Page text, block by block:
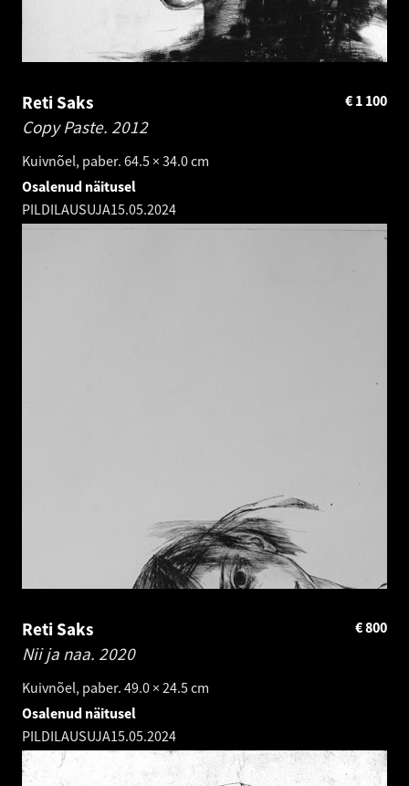
Reti Saks
Copy Paste. 2012
Kuivnõel, paber. 64.5 × 34.0 cm
1 100
€
Osalenud näitusel
PILDILAUSUJA15.05.2024
Reti Saks
Nii ja naa. 2020
Kuivnõel, paber. 49.0 × 24.5 cm
800
€
Osalenud näitusel
PILDILAUSUJA15.05.2024